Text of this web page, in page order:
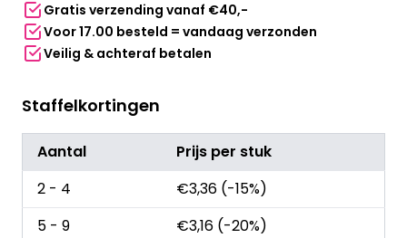
Gratis verzending vanaf €40,-
Voor 17.00 besteld = vandaag verzonden
Veilig & achteraf betalen
Staffelkortingen
Aantal
Prijs per stuk
2 - 4
€3,36 (-15%)
5 - 9
€3,16 (-20%)